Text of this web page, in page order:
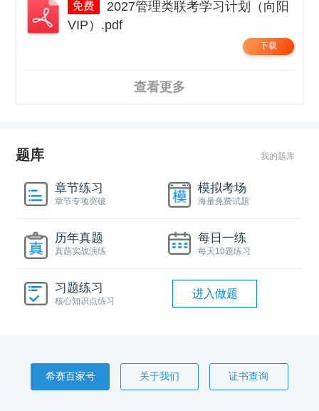
VIP）.pdf
下载
查看更多
题库 我的题库
章节练习
章节专项突破
模拟考场
海量免费试题
历年真题
真题实战演练
每日一练
每天10题练习
习题练习
核心知识点练习
进入做题
希赛百家号 关于我们 证书查询